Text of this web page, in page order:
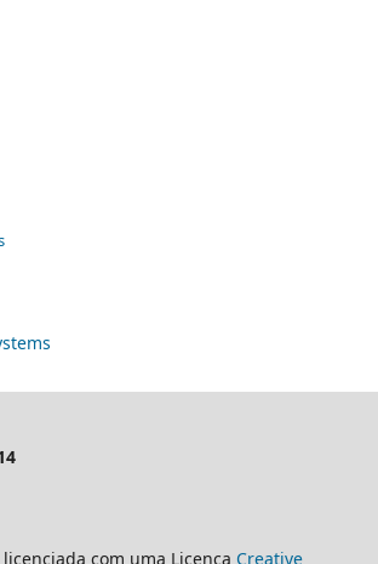
com uma Licença Creative